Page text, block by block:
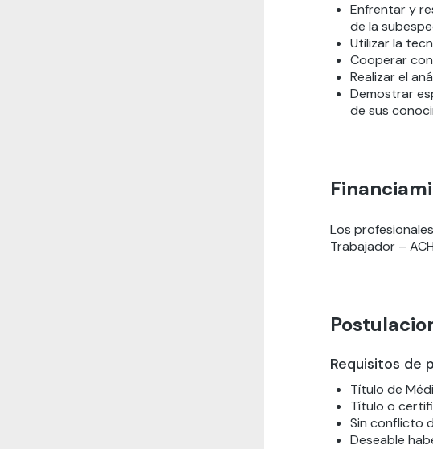
Enfrentar y
de la
Utilizar la
Cooperar
Realizar el
Demostrar
de sus
Los
Trabajador –
Requisitos de
Título de
Título o
Sin conflicto
Deseable